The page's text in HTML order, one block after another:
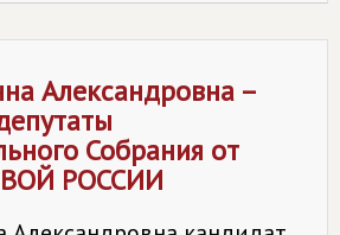
Александровна –
Собрания от
РОССИИ